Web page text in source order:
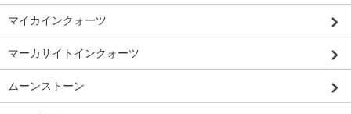
マイカインクォーツ
マーカサイトインクォーツ
ムーンストーン